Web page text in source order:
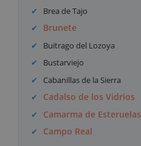
Brea de Tajo
Brunete
Buitrago del Lozoya
Bustarviejo
Cabanillas de la Sierra
Cadalso de los Vidrios
Camarma de Esteruelas
Campo Real